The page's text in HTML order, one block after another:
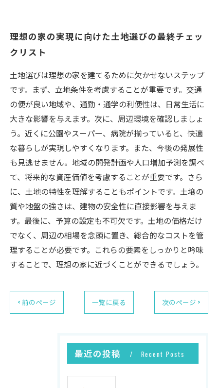
理想の家の実現に向けた土地選びの最終チェッ
クリスト
土地選びは理想の家を建てるために欠かせないステップ
です。まず、立地条件を考慮することが重要です。交通
の便が良い地域や、通勤・通学の利便性は、日常生活に
大きな影響を与えます。次に、周辺環境を確認しましょ
う。近くに公園やスーパー、病院が揃っていると、快適
な暮らしが実現しやすくなります。また、今後の発展性
も見逃せません。地域の開発計画や人口増加予測を調べ
て、将来的な資産価値を考慮することが重要です。さら
に、土地の特性を理解することもポイントです。土壌の
質や地盤の強さは、建物の安全性に直接影響を与えま
す。最後に、予算の設定も不可欠です。土地の価格だけ
でなく、周辺の相場を念頭に置き、総合的なコストを管
理することが必要です。これらの要素をしっかりと吟味
することで、理想の家に近づくことができるでしょう。
< 前のページ 一覧に戻る 次のページ >
最近の投稿 Recent Posts